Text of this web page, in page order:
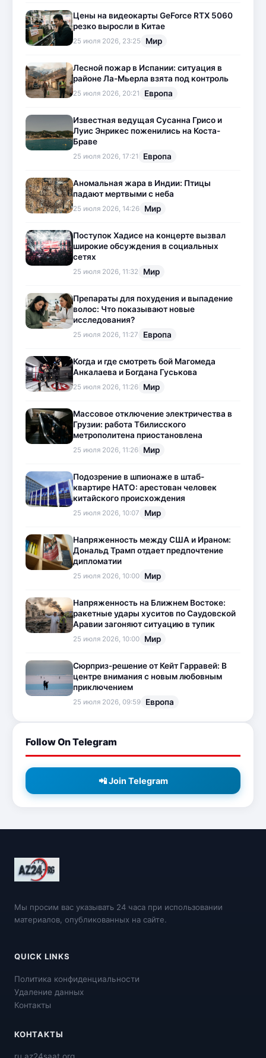
Цены на видеокарты GeForce RTX 5060
резко выросли в Китае
25 июля 2026, 23:25 Мир
Лесной пожар в Испании: ситуация в
районе Ла-Мьерла взята под контроль
25 июля 2026, 20:21 Европа
Известная ведущая Сусанна Грисо и
Луис Энрикес поженились на Коста-
Браве
25 июля 2026, 17:21 Европа
Аномальная жара в Индии: Птицы
падают мертвыми с неба
25 июля 2026, 14:26 Мир
Поступок Хадисе на концерте вызвал
широкие обсуждения в социальных
сетях
25 июля 2026, 11:32 Мир
Препараты для похудения и выпадение
волос: Что показывают новые
исследования?
25 июля 2026, 11:27 Европа
Когда и где смотреть бой Магомеда
Анкалаева и Богдана Гуськова
25 июля 2026, 11:26 Мир
Массовое отключение электричества в
Грузии: работа Тбилисского
метрополитена приостановлена
25 июля 2026, 11:26 Мир
Подозрение в шпионаже в штаб-
квартире НАТО: арестован человек
китайского происхождения
25 июля 2026, 10:07 Мир
Напряженность между США и Ираном:
Дональд Трамп отдает предпочтение
дипломатии
25 июля 2026, 10:00 Мир
Напряженность на Ближнем Востоке:
ракетные удары хуситов по Саудовской
Аравии загоняют ситуацию в тупик
25 июля 2026, 10:00 Мир
Сюрприз-решение от Кейт Гарравей: В
центре внимания с новым любовным
приключением
25 июля 2026, 09:59 Европа
Follow On Telegram
📲 Join Telegram
Мы просим вас указывать 24 часа при использовании
материалов, опубликованных на сайте.
QUICK LINKS
Политика конфиденциальности
Удаление данных
Контакты
КОНТАКТЫ